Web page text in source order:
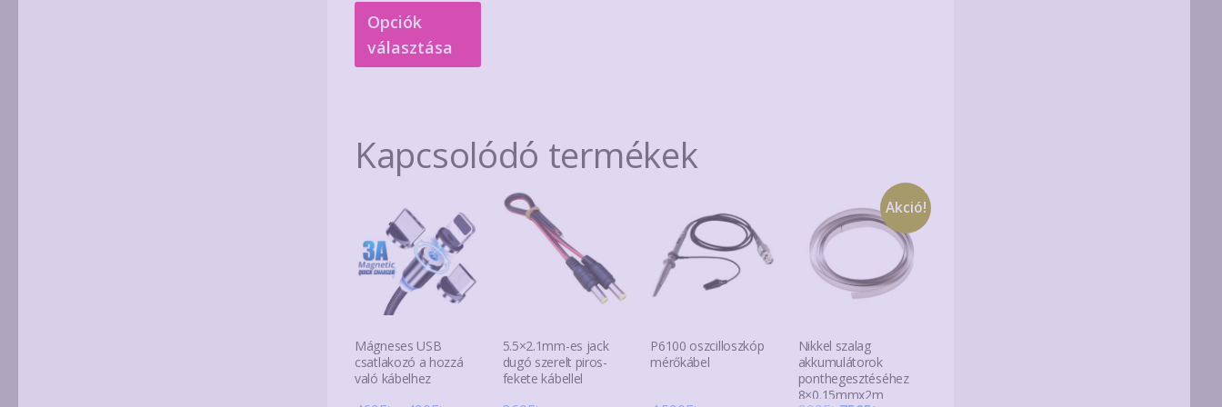
189Ft
Opciók
választása
több
A
változatok
termékoldalon
választhatók
Kapcsolódó termékek
Mágneses USB
csatlakozó a hozzá
való kábelhez
5.5×2.1mm-es jack
dugó szerelt piros-
fekete kábellel
P6100 oszcilloszkóp
mérőkábel
Akció!
Nikkel szalag
akkumulátorok
ponthegesztéséhez
8×0.15mmx2m